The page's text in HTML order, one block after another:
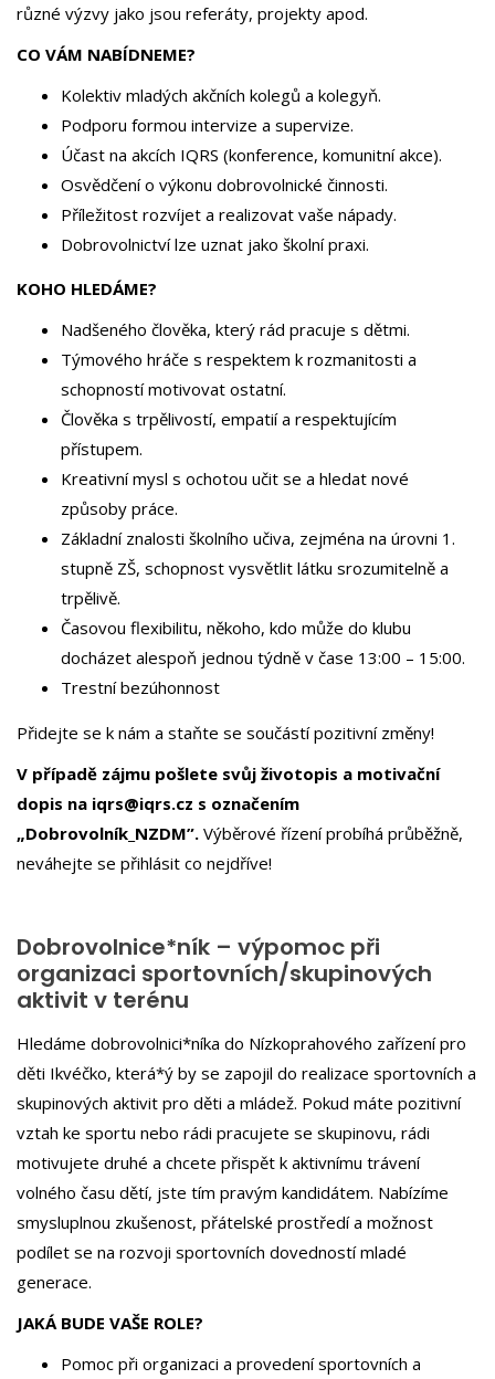
různé výzvy jako jsou referáty, projekty apod.
CO VÁM NABÍDNEME?
Kolektiv mladých akčních kolegů a kolegyň.
Podporu formou intervize a supervize.
Účast na akcích IQRS (konference, komunitní akce).
Osvědčení o výkonu dobrovolnické činnosti.
Příležitost rozvíjet a realizovat vaše nápady.
Dobrovolnictví lze uznat jako školní praxi.
KOHO HLEDÁME?
Nadšeného člověka, který rád pracuje s dětmi.
Týmového hráče s respektem k rozmanitosti a
schopností motivovat ostatní.
Člověka s trpělivostí, empatií a respektujícím
přístupem.
Kreativní mysl s ochotou učit se a hledat nové
způsoby práce.
Základní znalosti školního učiva, zejména na úrovni 1.
stupně ZŠ, schopnost vysvětlit látku srozumitelně a
trpělivě.
Časovou flexibilitu, někoho, kdo může do klubu
docházet alespoň jednou týdně v čase 13:00 – 15:00.
Trestní bezúhonnost
Přidejte se k nám a staňte se součástí pozitivní změny!
V případě zájmu pošlete svůj životopis a motivační
dopis na iqrs@iqrs.cz s označením
„Dobrovolník_NZDM”. Výběrové řízení probíhá průběžně,
neváhejte se přihlásit co nejdříve!
Dobrovolnice*ník – výpomoc při
organizaci sportovních/skupinových
aktivit v terénu
Hledáme dobrovolnici*níka do Nízkoprahového zařízení pro
děti Ikvéčko, která*ý by se zapojil do realizace sportovních a
skupinových aktivit pro děti a mládež. Pokud máte pozitivní
vztah ke sportu nebo rádi pracujete se skupinovu, rádi
motivujete druhé a chcete přispět k aktivnímu trávení
volného času dětí, jste tím pravým kandidátem. Nabízíme
smysluplnou zkušenost, přátelské prostředí a možnost
podílet se na rozvoji sportovních dovedností mladé
generace.
JAKÁ BUDE VAŠE ROLE?
Pomoc při organizaci a provedení sportovních a